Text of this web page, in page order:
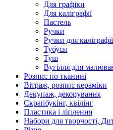
Для графіки
Для каліграфії
Пастель
Ручки
Ручки для каліграфії
Тубуси
Туш
Вугілля для
Розпис по тканині
Вітраж, розпис кераміки
Декупаж, декорування
Скрапбукінг, квілінг
Пластика і ліплення
Набори для творчості,